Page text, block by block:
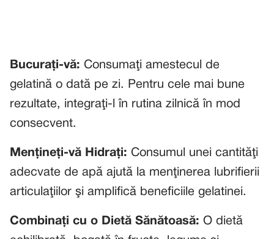
Bucuraţi-vă: Consumaţi amestecul de
gelatină o dată pe zi. Pentru cele mai bune
rezultate, integraţi-l în rutina zilnică în mod
consecvent.
Menţineţi-vă Hidraţi: Consumul unei cantităţi
adecvate de apă ajută la menţinerea lubrifierii
articulaţiilor şi amplifică beneficiile gelatinei.
Combinaţi cu o Dietă Sănătoasă: O dietă